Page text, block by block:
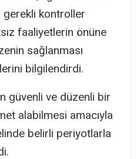
gerekli kontroller
faaliyetlerin önüne
sağlanması
bilgilendirdi.
güvenli ve düzenli bir
alabilmesi amacıyla
belirli periyotlarla